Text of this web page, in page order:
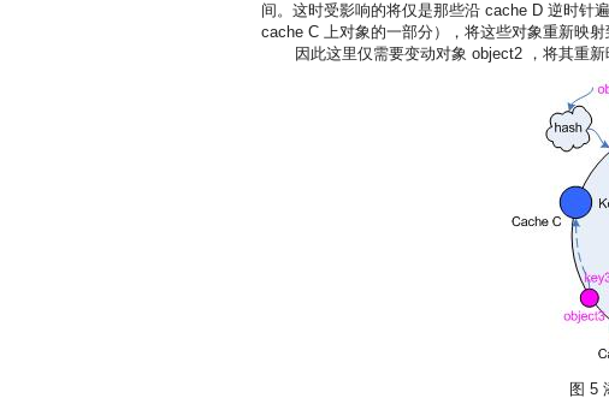
间。这时受影响的将仅是那些沿 cache D 逆时针
cache C 上对象的一部分），将这些对象重新映射
因此这里仅需要变动对象 object2 ，将其重
图 5